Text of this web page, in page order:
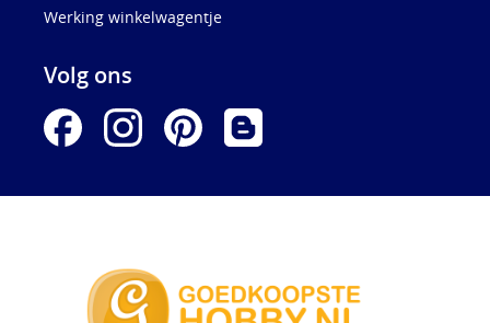
Werking winkelwagentje
Volg ons